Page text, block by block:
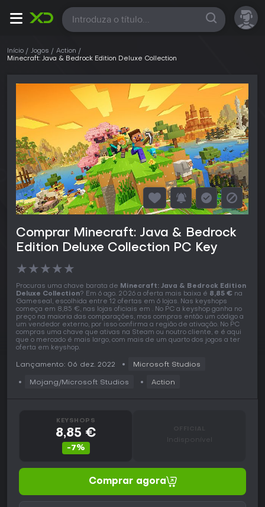
Todas
Início Jogos
Action
Minecraft: Java & Bedrock Edition Deluxe Collection
Comprar Minecraft: Java & Bedrock
Edition Deluxe Collection PC Key
★★★★★
Procuras uma chave barata de Minecraft: Java & Bedrock Edition
Deluxe Collection? Em 6 ago. 2026 a oferta mais baixa é 8,85 € na
Gameseal, escolhida entre 12 ofertas em 6 lojas. Nas keyshops
começa em 8,85 €, nas lojas oficiais em . No PC a keyshop ganha no
preço na maioria das comparações, mas compras então um código a
um vendedor externo, por isso confirma a região de ativação. No PC
compras uma chave que ativas na Steam ou noutro cliente, e é aqui
que o mercado é mais largo, com mais de um quarto dos jogos a ter
oferta em keyshop.
Lançamento: 06 dez. 2022 Microsoft Studios
Mojang/Microsoft Studios Action
KEYSHOPS
8,85 €
-7%
Indisponível
Comprar agora